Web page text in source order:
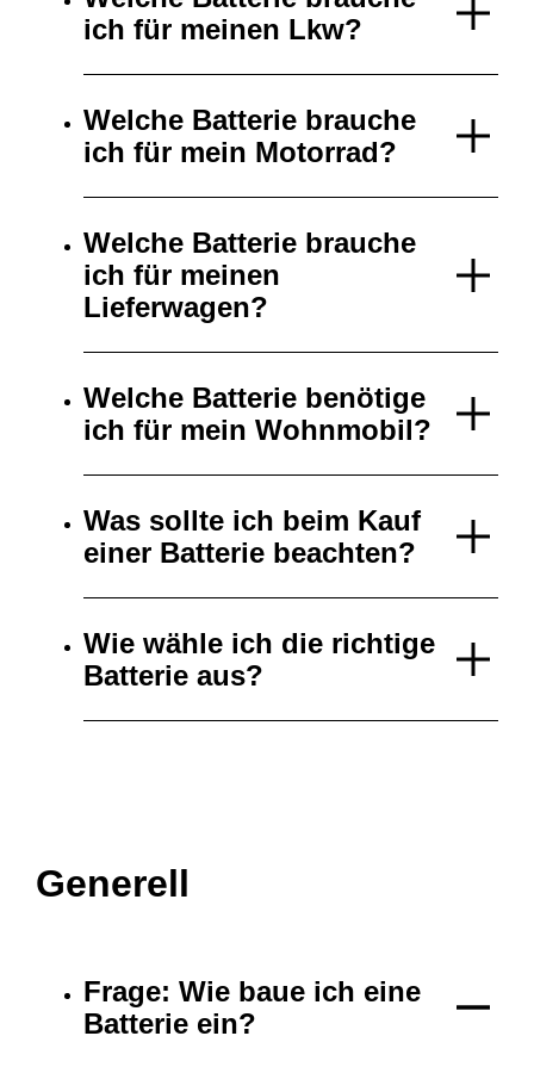
ich für meinen Lkw?
Welche Batterie brauche
ich für mein Motorrad?
Welche Batterie brauche
ich für meinen
Lieferwagen?
Welche Batterie benötige
ich für mein Wohnmobil?
Was sollte ich beim Kauf
einer Batterie beachten?
Wie wähle ich die richtige
Batterie aus?
Generell
Frage: Wie baue ich eine
Batterie ein?